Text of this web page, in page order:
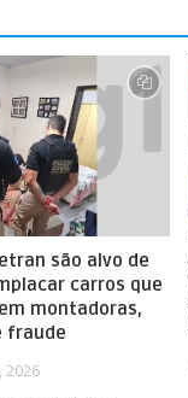
são alvo de
carros que
montadoras,
fraude
2026